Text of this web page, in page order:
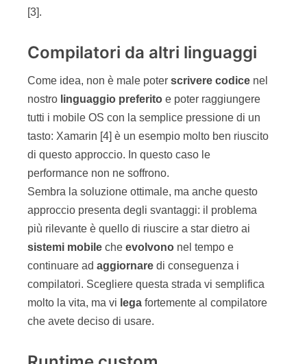
[3].
Compilatori da altri linguaggi
Come idea, non è male poter scrivere codice nel
nostro linguaggio preferito e poter raggiungere
tutti i mobile OS con la semplice pressione di un
tasto: Xamarin [4] è un esempio molto ben riuscito
di questo approccio. In questo caso le
performance non ne soffrono.
Sembra la soluzione ottimale, ma anche questo
approccio presenta degli svantaggi: il problema
più rilevante è quello di riuscire a star dietro ai
sistemi mobile che evolvono nel tempo e
continuare ad aggiornare di conseguenza i
compilatori. Scegliere questa strada vi semplifica
molto la vita, ma vi lega fortemente al compilatore
che avete deciso di usare.